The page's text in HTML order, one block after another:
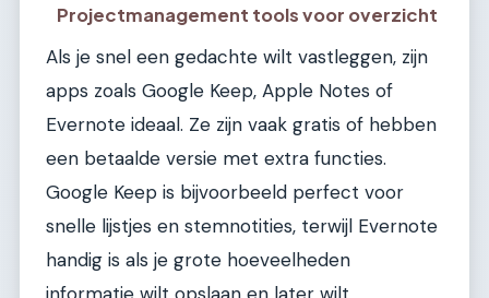
Projectmanagement tools voor overzicht
Als je snel een gedachte wilt vastleggen, zijn
apps zoals Google Keep, Apple Notes of
Evernote ideaal. Ze zijn vaak gratis of hebben
een betaalde versie met extra functies.
Google Keep is bijvoorbeeld perfect voor
snelle lijstjes en stemnotities, terwijl Evernote
handig is als je grote hoeveelheden
informatie wilt opslaan en later wilt